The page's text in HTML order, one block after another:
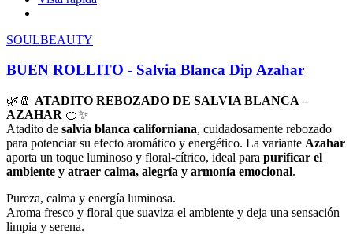
SOULBEAUTY
BUEN ROLLITO - Salvia Blanca Dip Azahar
🌿🧂 ATADITO REBOZADO DE SALVIA BLANCA –
AZAHAR 🍊✨
Atadito de salvia blanca californiana, cuidadosamente rebozado
para potenciar su efecto aromático y energético. La variante Azahar
aporta un toque luminoso y floral-cítrico, ideal para purificar el
ambiente y atraer calma, alegría y armonía emocional.
Pureza, calma y energía luminosa.
Aroma fresco y floral que suaviza el ambiente y deja una sensación
limpia y serena.